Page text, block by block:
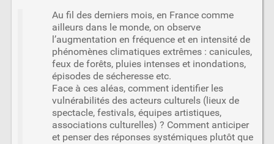
Au fil des derniers mois, en France comme
ailleurs dans le monde, on observe
l’augmentation en fréquence et en intensité de
phénomènes climatiques extrêmes : canicules,
feux de forêts, pluies intenses et inondations,
épisodes de sécheresse etc.
Face à ces aléas, comment identifier les
vulnérabilités des acteurs culturels (lieux de
spectacle, festivals, équipes artistiques,
associations culturelles) ? Comment anticiper
et penser des réponses systémiques plutôt que